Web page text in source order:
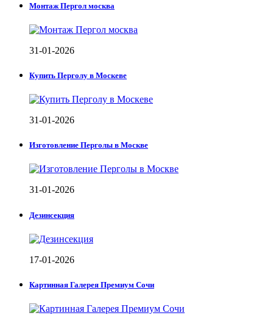
Монтаж Пергол москва
31-01-2026
Купить Перголу в Москеве
31-01-2026
Изготовление Перголы в Москве
31-01-2026
Дезинсекция
17-01-2026
Картинная Галерея Премиум Сочи